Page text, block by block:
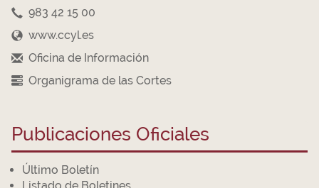
983 42 15 00
www.ccyl.es
Oficina de Información
Organigrama de las Cortes
Publicaciones Oficiales
Último Boletín